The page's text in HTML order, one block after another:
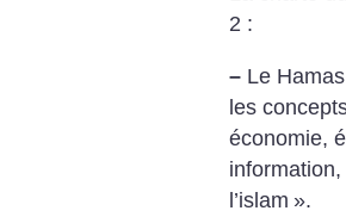
2 :
– Le
les
économie,
l’islam ».